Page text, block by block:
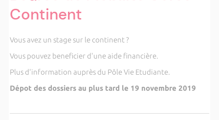
Continent
Vous avez un stage sur le continent ?
Vous pouvez beneficier d'une aide financière.
Plus d'information auprès du Pôle Vie Etudiante.
Dépot des dossiers au plus tard le 19 novembre 2019